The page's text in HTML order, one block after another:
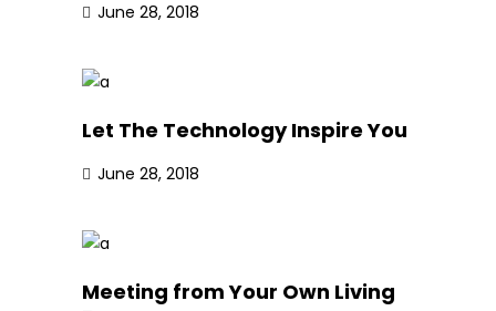
June 28, 2018
Let The Technology Inspire You
June 28, 2018
Meeting from Your Own Living